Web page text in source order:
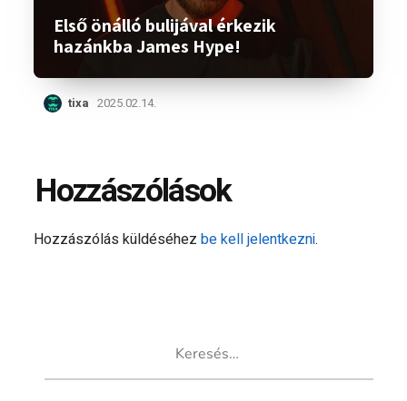
Első önálló bulijával érkezik
hazánkba James Hype!
tixa 2025.02.14.
Hozzászólások
Hozzászólás küldéséhezbe kell jelentkezni.